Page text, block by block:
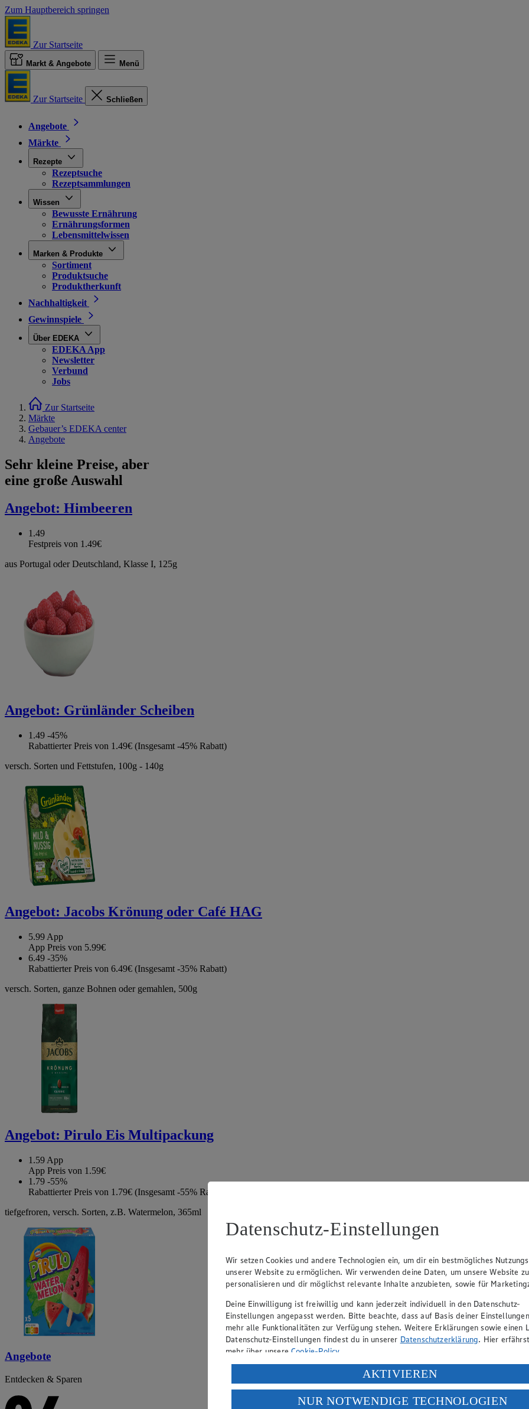
Zum Hauptbereich springen
Zur Startseite
Markt & Angebote Menü
Zur Startseite Schließen
Angebote
Märkte
Rezepte
Rezeptsuche
Rezeptsammlungen
Wissen
Bewusste Ernährung
Ernährungsformen
Lebensmittelwissen
Marken & Produkte
Sortiment
Produktsuche
Produktherkunft
Nachhaltigkeit
Gewinnspiele
Über EDEKA
EDEKA App
Newsletter
Verbund
Jobs
Zur Startseite
Märkte
Gebauer’s EDEKA center
Angebote
Sehr kleine Preise, aber
eine große Auswahl
Angebot: Himbeeren
1.49
Festpreis von 1.49€
aus Portugal oder Deutschland, Klasse I, 125g
Angebot: Grünländer Scheiben
1.49 -45%
Rabattierter Preis von 1.49€ (Insgesamt -45% Rabatt)
versch. Sorten und Fettstufen, 100g - 140g
Angebot: Jacobs Krönung oder Café HAG
5.99 App
App Preis von 5.99€
6.49 -35%
Rabattierter Preis von 6.49€ (Insgesamt -35% Rabatt)
versch. Sorten, ganze Bohnen oder gemahlen, 500g
Angebot: Pirulo Eis Multipackung
1.59 App
App Preis von 1.59€
1.79 -55%
Rabattierter Preis von 1.79€ (Insgesamt -55% Rabatt)
tiefgefroren, versch. Sorten, z.B. Watermelon, 365ml
Angebote
Entdecken & Sparen
Datenschutz-Einstellungen
Wir setzen Cookies und andere Technologien ein, um dir ein bestmögliches
unserer Website zu ermöglichen. Wir verwenden deine Daten, um unsere Website zu
personalisieren und dir möglichst relevante Inhalte anzubieten, sowie für
Deine Einwilligung ist freiwillig und kann jederzeit individuell in den Datenschutz-
Einstellungen angepasst werden. Bitte beachte, dass auf Basis deiner
mehr alle Funktionalitäten zur Verfügung stehen. Weitere Erklärungen sowie einen
Datenschutz-Einstellungen findest du in unserer Datenschutzerklärung. Hier
mehr über unsereCookie-Policy.
Verarbeitung deiner personenbezogenen Daten in den USA durch Facebook und
Wenn du auf „Aktivieren“ klickst, willigst du im Sinne des Art. 49 Abs. 1 Satz 1 lit.
ein, dass deine Daten in den USA verarbeitet werden. Der EuGH sieht die USA als
AKTIVIEREN
NUR NOTWENDIGE TECHNOLOGIEN